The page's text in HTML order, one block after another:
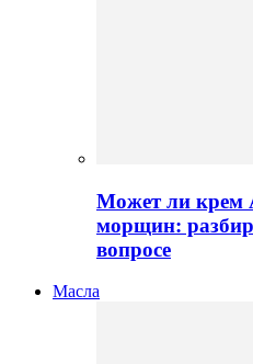
Может ли крем
морщин:
вопросе
Масла